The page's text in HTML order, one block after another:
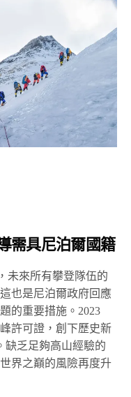
需具尼泊爾國籍
未來所有攀登隊伍的
這也是尼泊爾政府回應
的重要措施。2023
許可證，創下歷史新
缺乏足夠高山經驗的
界之巔的風險再度升